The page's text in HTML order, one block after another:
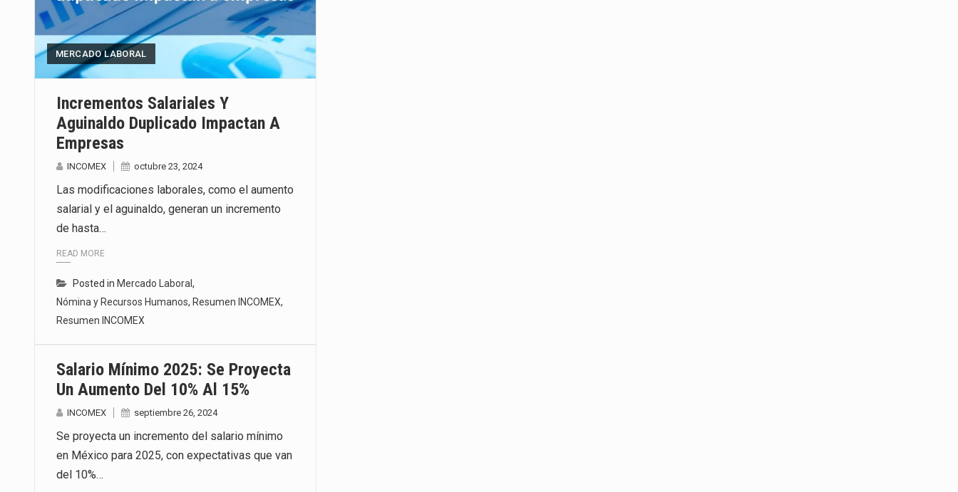
MERCADO LABORAL
Incrementos Salariales Y
Aguinaldo Duplicado Impactan A
Empresas
INCOMEX octubre 23, 2024
Las modificaciones laborales, como el aumento
salarial y el aguinaldo, generan un incremento
de hasta…
READ MORE
Posted in Mercado Laboral ,
Nómina y Recursos Humanos, Resumen INCOMEX,
Resumen INCOMEX
Salario Mínimo 2025: Se Proyecta
Un Aumento Del 10% Al 15%
INCOMEX septiembre 26, 2024
Se proyecta un incremento del salario mínimo
en México para 2025, con expectativas que van
del 10%…